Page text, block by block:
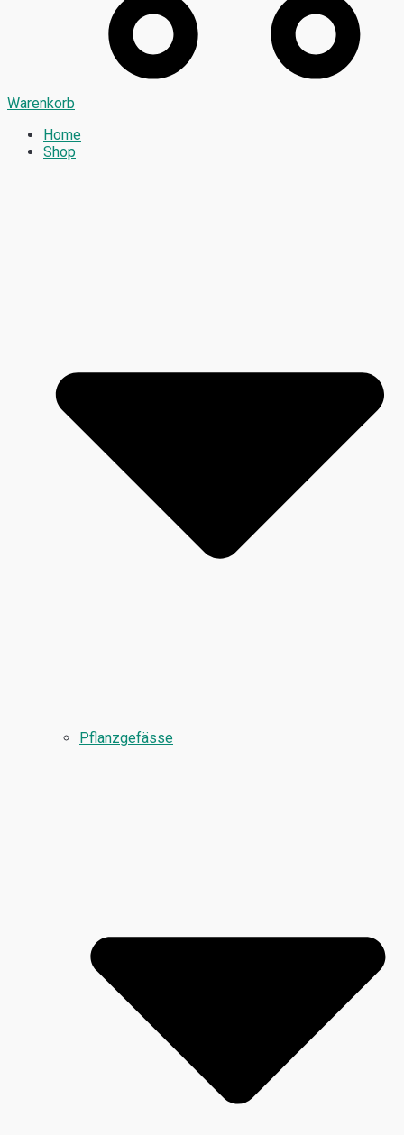
Warenkorb
Home
Shop
Pflanzgefässe